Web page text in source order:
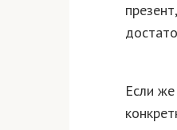
Если